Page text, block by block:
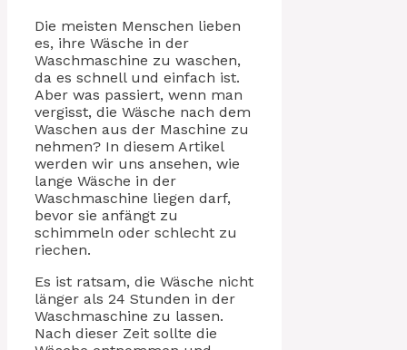
Die meisten Menschen lieben
es, ihre Wäsche in der
Waschmaschine zu waschen,
da es schnell und einfach ist.
Aber was passiert, wenn man
vergisst, die Wäsche nach dem
Waschen aus der Maschine zu
nehmen? In diesem Artikel
werden wir uns ansehen, wie
lange Wäsche in der
Waschmaschine liegen darf,
bevor sie anfängt zu
schimmeln oder schlecht zu
riechen.
Es ist ratsam, die Wäsche nicht
länger als 24 Stunden in der
Waschmaschine zu lassen.
Nach dieser Zeit sollte die